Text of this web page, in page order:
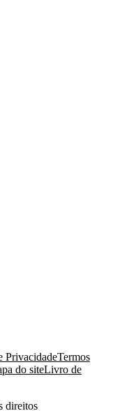
PrivacidadeTermos
do siteLivro de
direitos